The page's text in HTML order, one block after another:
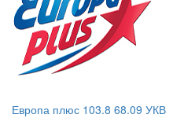
Европа плюс 103.8 68.09 УКВ